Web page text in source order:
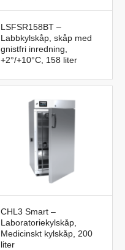
LSFSR158BT –
Labbkylskåp, skåp med
gnistfri inredning,
+2°/+10°C, 158 liter
CHL3 Smart –
Laboratoriekylskåp,
Medicinskt kylskåp, 200
liter